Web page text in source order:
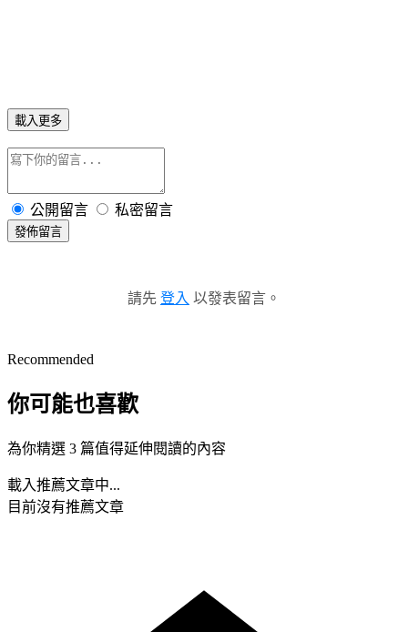
載入更多
公開留言 私密留言
發佈留言
請先 登入 以發表留言。
Recommended
你可能也喜歡
為你精選 3 篇值得延伸閱讀的內容
載入推薦文章中...
目前沒有推薦文章